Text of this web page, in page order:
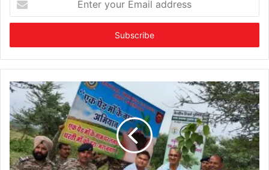
your
Email